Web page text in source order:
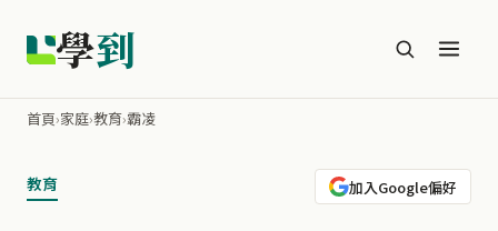
學到
首頁›家庭›教育›霸凌
教育 加入Google偏好